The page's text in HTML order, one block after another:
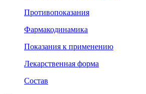
Противопоказания
Фармакодинамика
Показания к применению
Лекарственная форма
Состав